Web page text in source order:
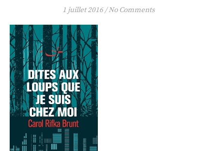
1 juillet 2016/No Comments